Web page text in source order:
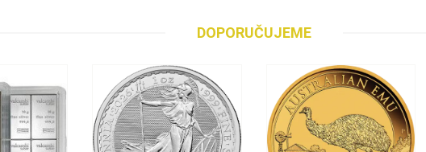
DOPORUČUJEME